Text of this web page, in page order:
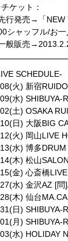
ケット：
行発売→「NEW
シャッフル/お
般販売
SCHEDULE-
火) 新宿
水) SHIBUYA-
土) OSAKA
日) 大阪BIG
火) 岡山LIVE
水) 博多
木) 松山
金) 心斎橋
水) 金沢AZ [
木) 仙台
日) SHIBUYA-
月) SHIBUYA-
水) HOLIDAY